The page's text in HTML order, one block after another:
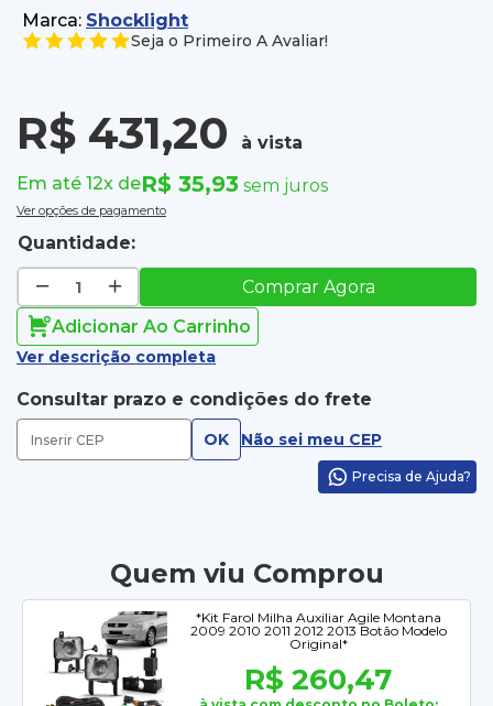
Marca: Shocklight
Seja o Primeiro A Avaliar!
R$ 431,20
à vista
Em até 12x deR$ 35,93 sem juros
Ver opções de pagamento
Quantidade:
Comprar Agora
Adicionar Ao Carrinho
Ver descrição completa
Consultar prazo e condições do frete
OK Não sei meu CEP
Precisa de Ajuda?
Quem viu Comprou
*Kit Farol Milha Auxiliar Agile Montana
2009 2010 2011 2012 2013 Botão Modelo
Original*
R$ 260,47